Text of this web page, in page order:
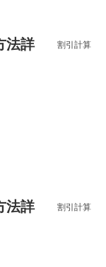
割引計算
法詳
割引計算
法詳